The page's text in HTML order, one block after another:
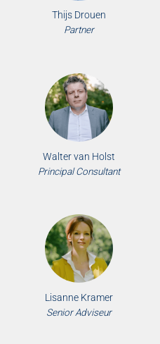
Thijs Drouen
Partner
Walter van Holst
Principal Consultant
Lisanne Kramer
Senior Adviseur